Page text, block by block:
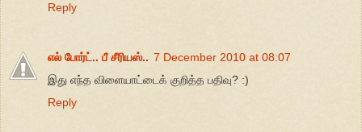
Reply
எல் போர்ட்.. பீ சீரியஸ்.. 7 December 2010 at 08:07
இது எந்த விளையாட்டைக் குறித்த பதிவு? :)
Reply